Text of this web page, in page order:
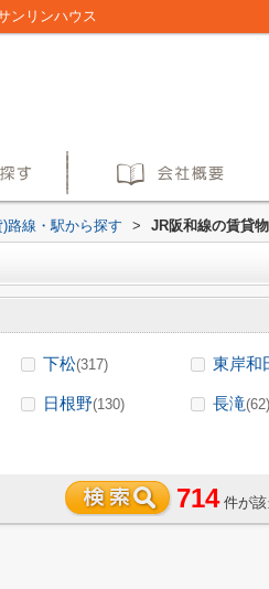
ンリンハウス
)路線・駅から探す > JR阪和線の賃貸
下松(317) 東岸和
日根野(130) 長滝(62)
714 件が該